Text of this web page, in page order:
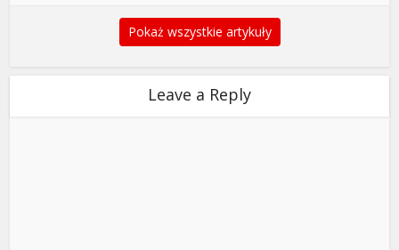
Pokaż wszystkie artykuły
Leave a Reply